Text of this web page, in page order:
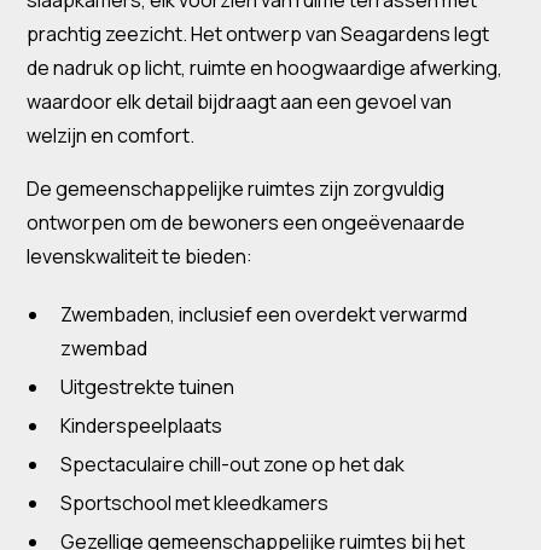
prachtig zeezicht. Het ontwerp van Seagardens legt
de nadruk op licht, ruimte en hoogwaardige afwerking,
waardoor elk detail bijdraagt aan een gevoel van
welzijn en comfort.
De gemeenschappelijke ruimtes zijn zorgvuldig
ontworpen om de bewoners een ongeëvenaarde
levenskwaliteit te bieden:
Zwembaden, inclusief een overdekt verwarmd
zwembad
Uitgestrekte tuinen
Kinderspeelplaats
Spectaculaire chill-out zone op het dak
Sportschool met kleedkamers
Gezellige gemeenschappelijke ruimtes bij het